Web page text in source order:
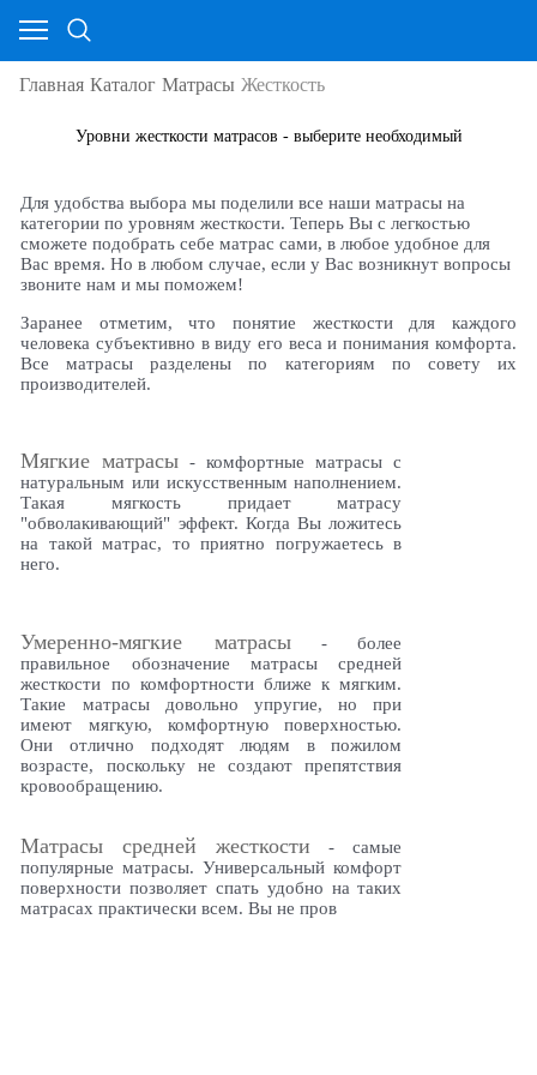
Главная Каталог Матрасы Жесткость
Уровни жесткости матрасов - выберите необходимый
Для удобства выбора мы поделили все наши матрасы на
категории по уровням жесткости. Теперь Вы с легкостью
сможете подобрать себе матрас сами, в любое удобное для
Вас время. Но в любом случае, если у Вас возникнут вопросы
звоните нам и мы поможем!
Заранее отметим, что понятие жесткости для каждого
человека субъективно в виду его веса и понимания комфорта.
Все матрасы разделены по категориям по совету их
производителей.
Мягкие матрасы - комфортные матрасы с
натуральным или искусственным наполнением.
Такая мягкость придает матрасу
"обволакивающий" эффект. Когда Вы ложитесь
на такой матрас, то приятно погружаетесь в
него.
Умеренно-мягкие матрасы- более
правильное обозначение матрасы средней
жесткости по комфортности ближе к мягким.
Такие матрасы довольно упругие, но при
имеют мягкую, комфортную поверхностью.
Они отлично подходят людям в пожилом
возрасте, поскольку не создают препятствия
кровообращению.
Матрасы средней жесткости - самые
популярные матрасы. Универсальный комфорт
поверхности позволяет спать удобно на таких
матрасах практически всем. Вы не пров